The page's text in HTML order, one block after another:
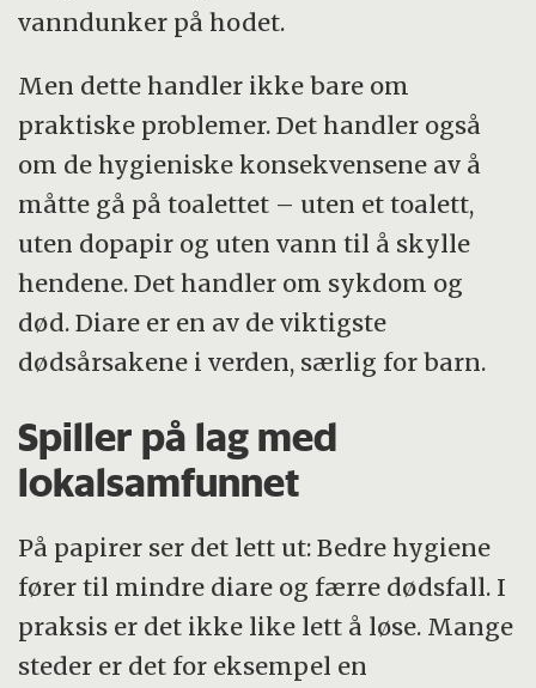
vanndunker på hodet.
Men dette handler ikke bare om
praktiske problemer. Det handler også
om de hygieniske konsekvensene av å
måtte gå på toalettet – uten et toalett,
uten dopapir og uten vann til å skylle
hendene. Det handler om sykdom og
død. Diare er en av de viktigste
dødsårsakene i verden, særlig for barn.
Spiller på lag med
lokalsamfunnet
På papirer ser det lett ut: Bedre hygiene
fører til mindre diare og færre dødsfall. I
praksis er det ikke like lett å løse. Mange
steder er det for eksempel en